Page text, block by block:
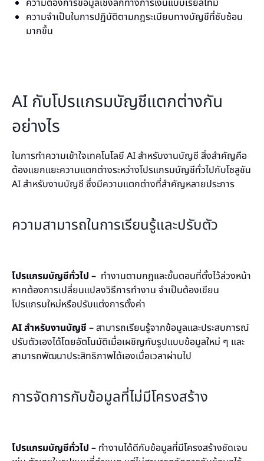
ความต้องการข้อมูลเชิงลึกทางการเงินแบบเรียลไทม์
ความจำเป็นในการปฏิบัติตามกฎระเบียบทางบัญชีที่ซับซ้อน
มากขึ้น
AI กับโปรแกรมบัญชีแตกต่างกัน
อย่างไร
ในการทำความเข้าใจเทคโนโลยี AI สำหรับงานบัญชี สิ่งสำคัญคือ
ต้องแยกแยะความแตกต่างระหว่างโปรแกรมบัญชีทั่วไปกับโซลูชัน
AI สำหรับงานบัญชี ซึ่งมีความแตกต่างที่สำคัญหลายประการ
ความสามารถในการเรียนรู้และปรับตัว
โปรแกรมบัญชีทั่วไป – ทำงานตามกฎและขั้นตอนที่ตั้งไว้ล่วงหน้า
หากต้องการเปลี่ยนแปลงวิธีการทำงาน จำเป็นต้องเขียน
โปรแกรมใหม่หรือปรับแต่งการตั้งค่า
AI สำหรับงานบัญชี –สามารถเรียนรู้จากข้อมูลและประสบการณ์
ปรับตัวเองได้โดยอัตโนมัติเมื่อเผชิญกับรูปแบบข้อมูลใหม่ ๆ และ
สามารถพัฒนาประสิทธิภาพได้เองเมื่อเวลาผ่านไป
การจัดการกับข้อมูลที่ไม่มีโครงสร้าง
โปรแกรมบัญชีทั่วไป – ทำงานได้ดีกับข้อมูลที่มีโครงสร้างชัดเจน